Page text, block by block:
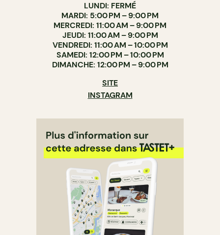
LUNDI: FERMÉ
MARDI: 5:00 PM – 9:00 PM
MERCREDI: 11:00 AM – 9:00 PM
JEUDI: 11:00 AM – 9:00 PM
VENDREDI: 11:00 AM – 10:00 PM
SAMEDI: 12:00 PM – 10:00 PM
DIMANCHE: 12:00 PM – 9:00 PM
SITE
INSTAGRAM